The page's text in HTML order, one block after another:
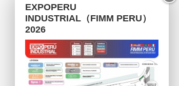
EXPOPERU
INDUSTRIAL（FIMM PERU）
2026